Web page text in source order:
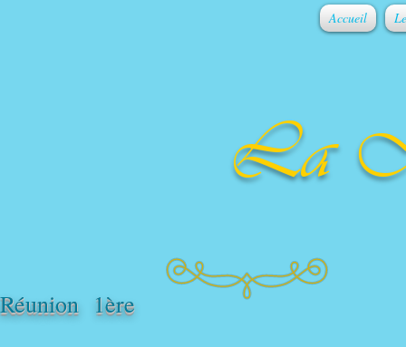
Accueil
La
Réunion 1ère